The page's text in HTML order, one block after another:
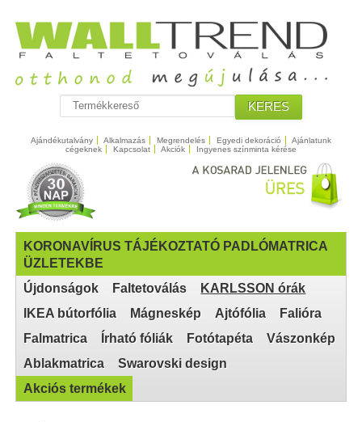
KERES
Ajándékutalvány Alkalmazás Megrendelés Egyedi dekoráció
Ajánlatunk
cégeknek
Kapcsolat Akciók Ingyenes színminta kérése
KORONAVÍRUS TÁJÉKOZTATÓ PADLÓMATRICA
ÜZLETEKBE
Újdonságok
Faltetoválás
KARLSSON órák
IKEA bútorfólia
Mágneskép Ajtófólia
Falióra
Falmatrica
Írható fóliák Fotótapéta
Vászonkép
Ablakmatrica
Swarovski design
Akciós termékek